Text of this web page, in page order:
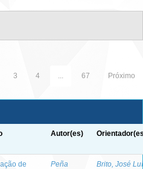
3 4 ... 67 Próximo
Autor(es)
de
Peña
Brito, José